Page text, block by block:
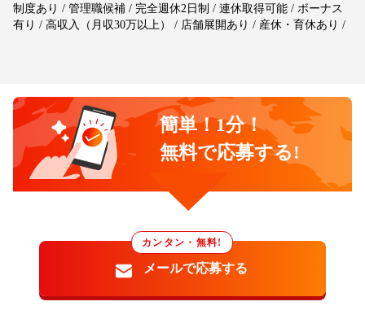
制度あり / 管理職候補 / 完全週休2日制 / 連休取得可能 / ボーナス
有り / 高収入（月収30万以上） / 店舗展開あり / 産休・育休あり /
簡単！1分！
無料で応募する!
カンタン・無料!